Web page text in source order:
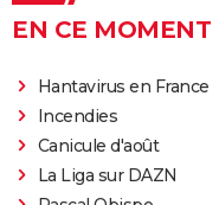
EN CE MOMENT
Hantavirus en France
Incendies
Canicule d'août
La Liga sur DAZN